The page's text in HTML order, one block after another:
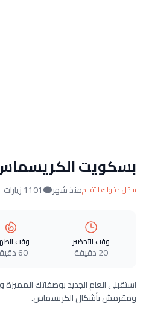
بسكويت
سجّل دخولك للتقييممنذ شهر 1101 زيارات
وقت التحضير
20 دقيقة
وقت
60 دقيقة
استقبلي العام الجديد بوصفاتك
ومقرمش بأشكال الكريسماس.